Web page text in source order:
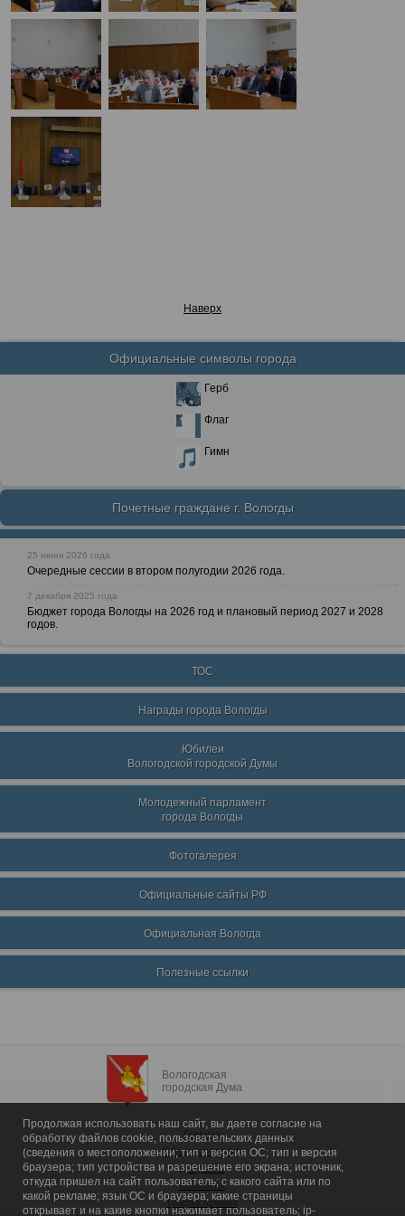
Наверх
Официальные символы города
Герб
Флаг
Гимн
Почетные граждане г. Вологды
25 июня 2026 года
Очередные сессии в втором полугодии 2026 года.
7 декабря 2025 года
Бюджет города Вологды на 2026 год и плановый период 2027 и 2028
годов.
ТОС
Награды города Вологды
Юбилеи
Вологодской городской Думы
Молодежный парламент
города Вологды
Фотогалерея
Официальные сайты РФ
Официальная Вологда
Полезные ссылки
Вологодская
городская Дума
Главная
Общие сведения
Депутаты
Комитеты
График приема
Продолжая использовать наш сайт, вы даете согласие на
обработку файлов cookie, пользовательских данных
(сведения о местоположении; тип и версия ОС; тип и версия
браузера; тип устройства и разрешение его экрана; источник,
откуда пришел на сайт пользователь; с какого сайта или по
какой рекламе; язык ОС и браузера; какие страницы
открывает и на какие кнопки нажимает пользователь; ip-